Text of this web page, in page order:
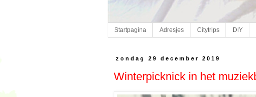
Startpagina Adresjes Citytrips DIY
zondag 29 december 2019
Winterpicknick in het